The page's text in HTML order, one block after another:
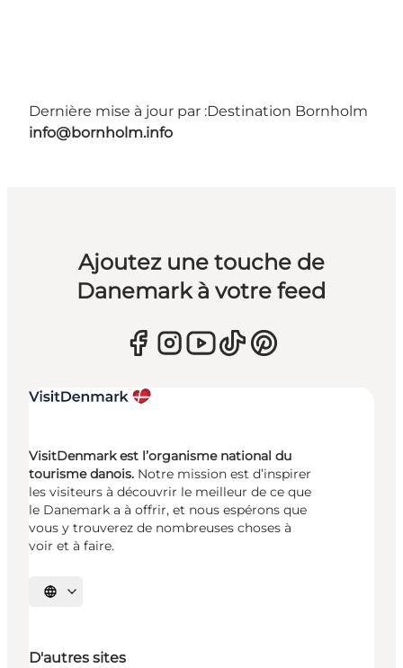
Dernière mise à jour par :Destination Bornholm
info@bornholm.info
Ajoutez une touche de
Danemark à votre feed
VisitDenmark est l’organisme national du
tourisme danois. Notre mission est d’inspirer
les visiteurs à découvrir le meilleur de ce que
le Danemark a à offrir, et nous espérons que
vous y trouverez de nombreuses choses à
voir et à faire.
Choisissez la langue
D'autres sites